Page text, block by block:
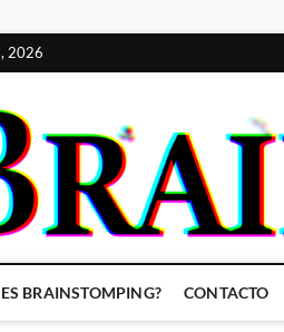
2026
BRAINSTOMPING? CONTACTO